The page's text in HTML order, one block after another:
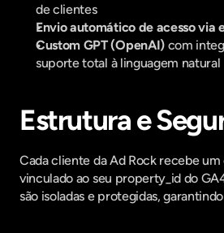
de clientes
Envio automático de acesso via
Custom GPT (OpenAI) com
suporte total à linguagem natural
Estrutura e
Cada cliente da Ad Rock recebe
vinculado ao seu property_id do
são isoladas e protegidas,